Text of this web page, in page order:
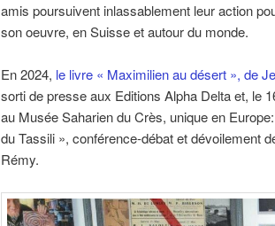
amis poursuivent inlassablement leur action
son oeuvre, en Suisse et autour du monde.
En 2024, le livre « Maximilien au désert », de
sorti de presse aux Editions Alpha Delta et, le
au Musée Saharien du Crès, unique en
du Tassili », conférence-débat et dévoilement
Rémy.